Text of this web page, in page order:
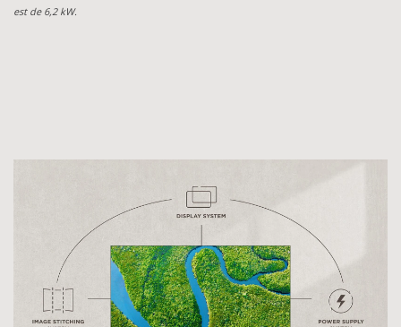
est de 6,2 kW.